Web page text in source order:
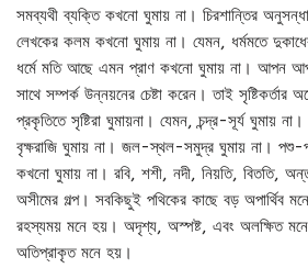
সমব্যথী ব্যক্তি কখনো ঘুমায় না। চিরশান্তির
লেখকের কলম কখনো ঘুমায় না। যেমন, ধর্মমতে
ধর্মে মতি আছে এমন প্রাণ কখনো ঘুমায় না। আপন আপন
সাথে সম্পর্ক উন্নয়নের চেষ্টা করেন। তাই সৃষ্টিকর্তার
প্রকৃতিতে সৃষ্টিরা ঘুমায়না। যেমন, চন্দ্র-সূর্য ঘুমায়
বৃক্ষরাজি ঘুমায় না। জল-স্থল-সমুদ্র ঘুমায় না। পশু-
কখনো ঘুমায় না। রবি, শশী, নদী, নিয়তি, বিততি,
অসীমের গল্প। সবকিছুই পথিকের কাছে বড় অপার্থিব
রহস্যময় মনে হয়। অদৃশ্য, অস্পষ্ট, এবং অলক্ষিত
অতিপ্রাকৃত মনে হয়।